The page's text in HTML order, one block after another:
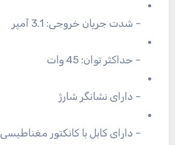
– شدت جریان خروجی: 3.1 آمپر
– حداکثر توان: 45 وات
– دارای نشانگر شارژ
– دارای کابل با کانکتور مغناطیسی